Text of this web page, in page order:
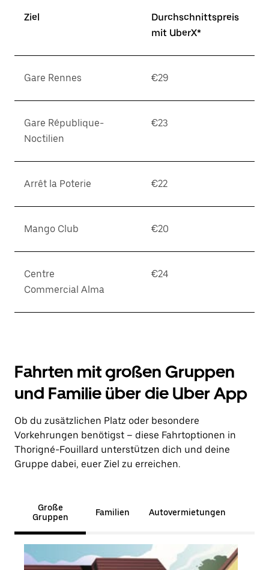
Ziel
Durchschnittspreis
mit UberX*
Gare Rennes €29
Gare République-
Noctilien
€23
Arrêt la Poterie €22
Mango Club €20
Centre
Commercial Alma
€24
Fahrten mit großen Gruppen
und Familie über die Uber App
Ob du zusätzlichen Platz oder besondere
Vorkehrungen benötigst – diese Fahrtoptionen in
Thorigné-Fouillard unterstützen dich und deine
Gruppe dabei, euer Ziel zu erreichen.
Große
Gruppen
Familien Autovermietungen